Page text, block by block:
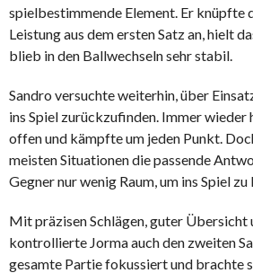
spielbestimmende Element. Er knüpfte
Leistung aus dem ersten Satz an, hielt
blieb in den Ballwechseln sehr stabil.
Sandro versuchte weiterhin, über
ins Spiel zurückzufinden. Immer wieder
offen und kämpfte um jeden Punkt.
meisten Situationen die passende
Gegner nur wenig Raum, um ins Spiel zu
Mit präzisen Schlägen, guter Übersicht
kontrollierte Jorma auch den zweiten
gesamte Partie fokussiert und brachte